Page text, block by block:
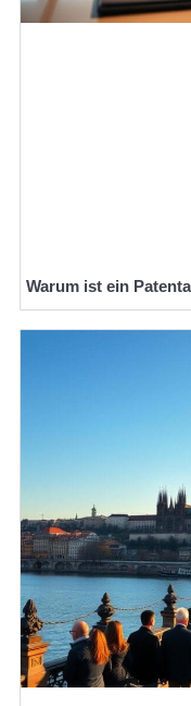
Warum ist ein